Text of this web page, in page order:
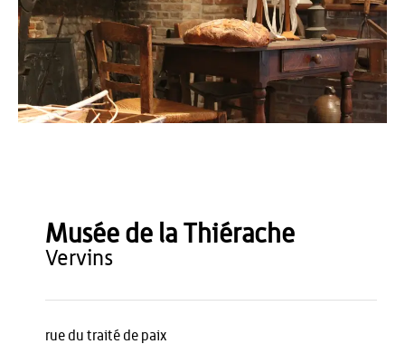
OT du Pays de Thiérache
Musée de la Thiérache
vervins
rue du traité de paix